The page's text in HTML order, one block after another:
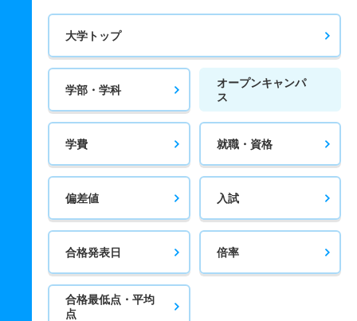
大学トップ
学部・学科
オープンキャンパ
ス
学費 就職・資格
偏差値 入試
合格発表日 倍率
合格最低点・平均
点